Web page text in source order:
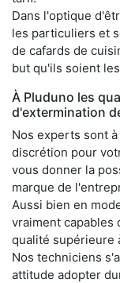
Dans l'optique
les particuliers et
de cafards de
but qu'ils soient
À Pluduno les
d'extermination
Nos experts sont
discrétion pour
vous donner la
marque de
Aussi bien en
vraiment
qualité supérieure
Nos techniciens
attitude adopter